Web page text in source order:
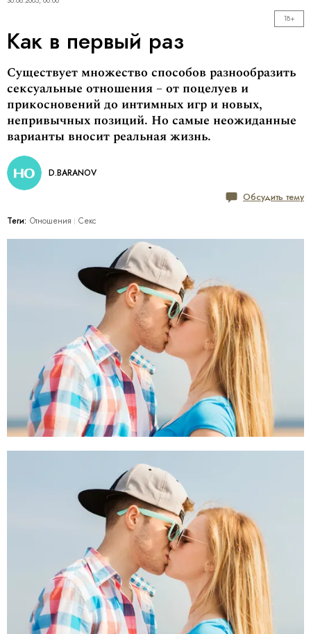
18+
Как в первый раз
Существует множество способов разнообразить
сексуальные отношения – от поцелуев и
прикосновений до интимных игр и новых,
непривычных позиций. Но самые неожиданные
варианты вносит реальная жизнь.
D.BARANOV
Обсудить тему
Теги: Отношения Секс